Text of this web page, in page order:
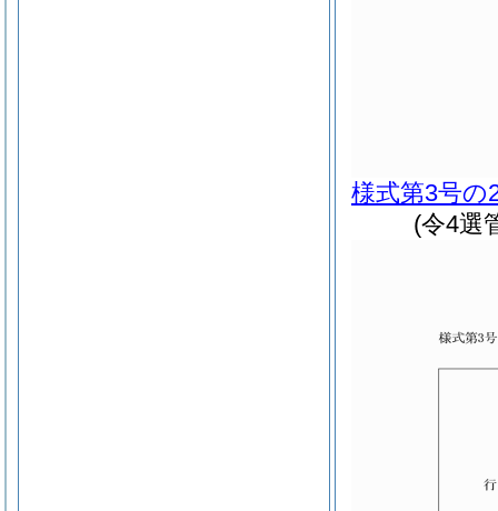
様式第3号の
(令4選